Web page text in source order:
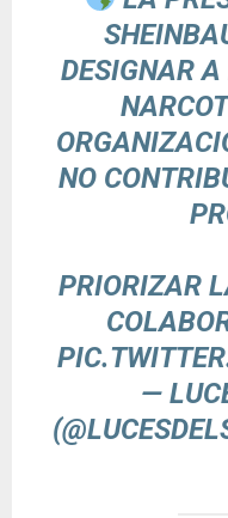
DESIGNAR A
NO
PRIORIZAR
—